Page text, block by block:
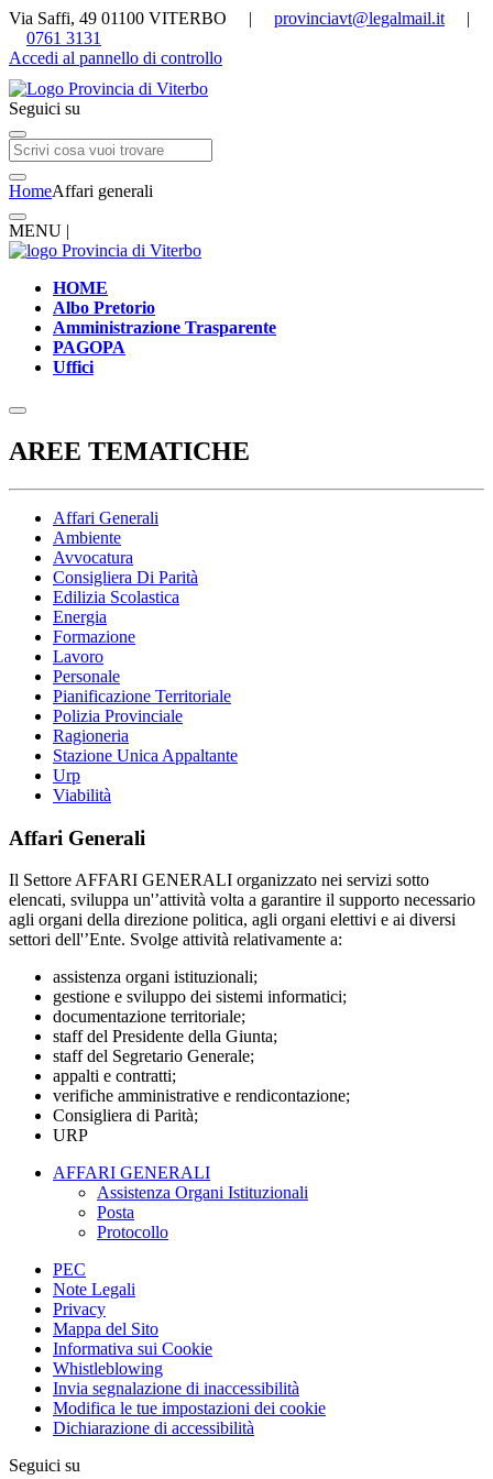
Via Saffi, 49 01100 VITERBO | provinciavt@legalmail.it |
0761 3131
Accedi al pannello di controllo
Seguici su
HomeAffari generali
MENU |
HOME
Albo Pretorio
Amministrazione Trasparente
PAGOPA
Uffici
AREE TEMATICHE
Affari Generali
Ambiente
Avvocatura
Consigliera Di Parità
Edilizia Scolastica
Energia
Formazione
Lavoro
Personale
Pianificazione Territoriale
Polizia Provinciale
Ragioneria
Stazione Unica Appaltante
Urp
Viabilità
Affari Generali
Il Settore AFFARI GENERALI organizzato nei servizi sotto
elencati, sviluppa un'’attività volta a garantire il supporto necessario
agli organi della direzione politica, agli organi elettivi e ai diversi
settori dell'’Ente. Svolge attività relativamente a:
assistenza organi istituzionali;
gestione e sviluppo dei sistemi informatici;
documentazione territoriale;
staff del Presidente della Giunta;
staff del Segretario Generale;
appalti e contratti;
verifiche amministrative e rendicontazione;
Consigliera di Parità;
URP
AFFARI GENERALI
Assistenza Organi Istituzionali
Posta
Protocollo
PEC
Note Legali
Privacy
Mappa del Sito
Informativa sui Cookie
Whistleblowing
Invia segnalazione di inaccessibilità
Modifica le tue impostazioni dei cookie
Dichiarazione di accessibilità
Seguici su